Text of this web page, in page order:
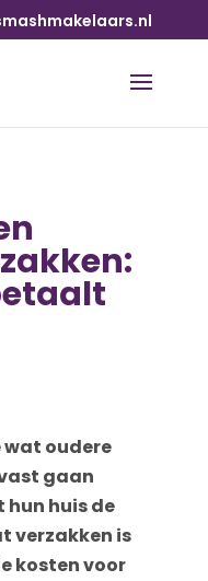
wat oudere
gaan
hun huis de
verzakken is
kosten voor